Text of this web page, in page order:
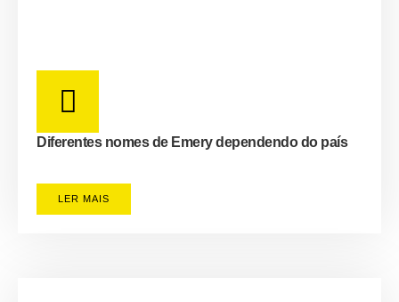
Diferentes nomes de Emery dependendo do país
LER MAIS